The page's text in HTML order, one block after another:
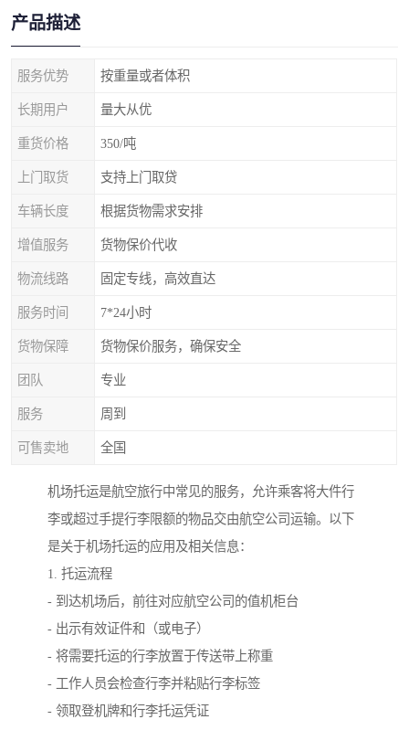
产品描述
服务优势 按重量或者体积
长期用户 量大从优
重货价格 350/吨
上门取货 支持上门取贷
车辆长度 根据货物需求安排
增值服务 货物保价代收
物流线路 固定专线，高效直达
服务时间 7*24小时
货物保障 货物保价服务，确保安全
团队 专业
服务 周到
可售卖地 全国
机场托运是航空旅行中常见的服务，允许乘客将大件行
李或超过手提行李限额的物品交由航空公司运输。以下
是关于机场托运的应用及相关信息：
1. 托运流程
- 到达机场后，前往对应航空公司的值机柜台
- 出示有效证件和（或电子）
- 将需要托运的行李放置于传送带上称重
- 工作人员会检查行李并粘贴行李标签
- 领取登机牌和行李托运凭证